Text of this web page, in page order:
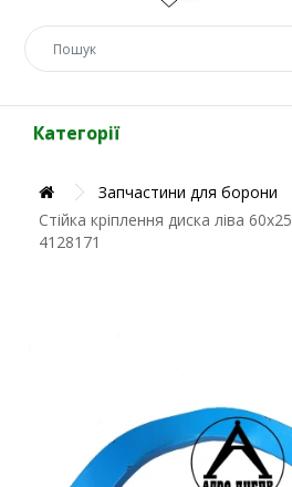
Категорії
Запчастини для борони
Стійка кріплення диска ліва
4128171